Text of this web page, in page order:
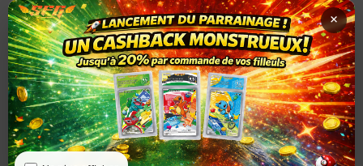
Latias D ESPÈCES DELTA 11/110
8,50 €
×